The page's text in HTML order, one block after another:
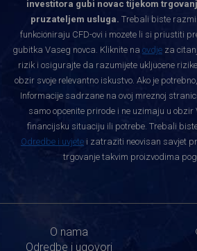
investitora gubi novac tijekom
pruzateljem usluga. Trebali biste
funkcioniraju CFD-ovi i mozete li si priustiti
gubitka Vaseg novca. Kliknite na ovdje za
rizik i osigurajte da razumijete ukljucene
obzir svoje relevantno iskustvo. Ako je
Informacije sadrzane na ovoj mreznoj
samo opcenite prirode i ne uzimaju u obzir
financijsku situaciju ili potrebe. Trebali
Odredbe i uvjete i zatraziti neovisan savjet
trgovanje takvim proizvodima
O nama
Odredbe i ugovori